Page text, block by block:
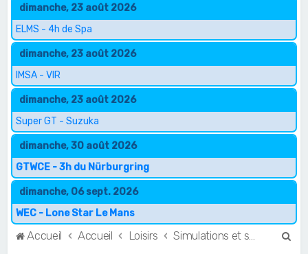
dimanche, 23 août 2026
ELMS - 4h de Spa
dimanche, 23 août 2026
IMSA - VIR
dimanche, 23 août 2026
Super GT - Suzuka
dimanche, 30 août 2026
GTWCE - 3h du Nürburgring
dimanche, 06 sept. 2026
WEC - Lone Star Le Mans
Accueil Accueil Loisirs